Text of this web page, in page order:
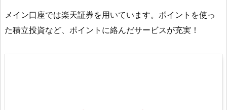
メイン口座では楽天証券を用いています。ポイントを使っ
た積立投資など、ポイントに絡んだサービスが充実！